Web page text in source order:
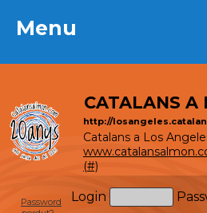
Menu
CATALANS A
http://
Catalans a Los
(#)
Login
Password
Menu